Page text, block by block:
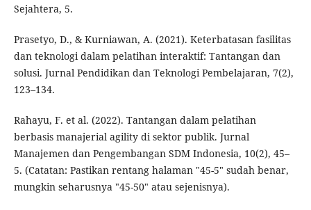
Sejahtera, 5.
Prasetyo, D., & Kurniawan, A. (2021). Keterbatasan fasilitas
dan teknologi dalam pelatihan interaktif: Tantangan dan
solusi. Jurnal Pendidikan dan Teknologi Pembelajaran, 7(2),
123–134.
Rahayu, F. et al. (2022). Tantangan dalam pelatihan
berbasis manajerial agility di sektor publik. Jurnal
Manajemen dan Pengembangan SDM Indonesia, 10(2), 45–
5. (Catatan: Pastikan rentang halaman "45-5" sudah benar,
mungkin seharusnya "45-50" atau sejenisnya).